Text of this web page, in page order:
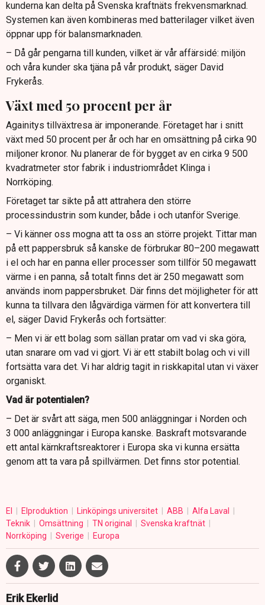
kunderna kan delta på Svenska kraftnäts frekvensmarknad.
Systemen kan även kombineras med batterilager vilket även
öppnar upp för balansmarknaden.
– Då går pengarna till kunden, vilket är vår affärsidé: miljön
och våra kunder ska tjäna på vår produkt, säger David
Frykerås.
Växt med 50 procent per år
Againitys tillväxtresa är imponerande. Företaget har i snitt
växt med 50 procent per år och har en omsättning på cirka 90
miljoner kronor. Nu planerar de för bygget av en cirka 9 500
kvadratmeter stor fabrik i industriområdet Klinga i
Norrköping.
Företaget tar sikte på att attrahera den större
processindustrin som kunder, både i och utanför Sverige.
– Vi känner oss mogna att ta oss an större projekt. Tittar man
på ett pappersbruk så kanske de förbrukar 80–200 megawatt
i el och har en panna eller processer som tillför 50 megawatt
värme i en panna, så totalt finns det är 250 megawatt som
används inom pappersbruket. Där finns det möjligheter för att
kunna ta tillvara den lågvärdiga värmen för att konvertera till
el, säger David Frykerås och fortsätter:
– Men vi är ett bolag som sällan pratar om vad vi ska göra,
utan snarare om vad vi gjort. Vi är ett stabilt bolag och vi vill
fortsätta vara det. Vi har aldrig tagit in riskkapital utan vi växer
organiskt.
Vad är potentialen?
– Det är svårt att säga, men 500 anläggningar i Norden och
3 000 anläggningar i Europa kanske. Baskraft motsvarande
ett antal kärnkraftsreaktorer i Europa ska vi kunna ersätta
genom att ta vara på spillvärmen. Det finns stor potential.
El Elproduktion Linköpings universitet ABB
Alfa Laval
Teknik
Omsättning TN original
Svenska kraftnät
Norrköping
Sverige Europa
Erik Ekerlid